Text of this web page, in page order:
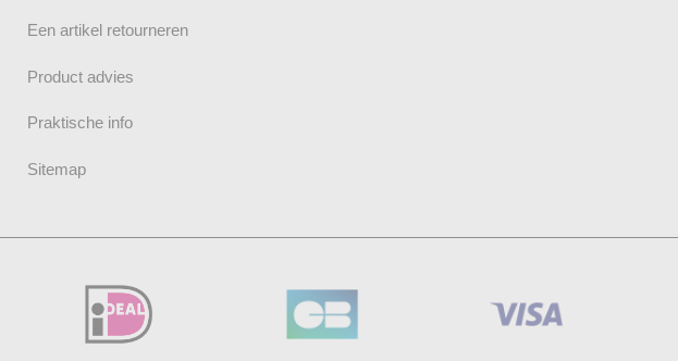
Een artikel retourneren
Product advies
Praktische info
Sitemap